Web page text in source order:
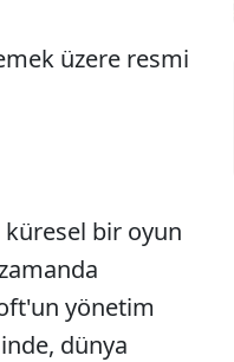
üzere resmi
küresel bir oyun
yönetim
dünya